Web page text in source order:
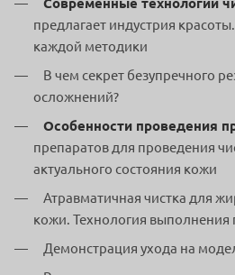
Современные технологии
предлагает индустрия
каждой методики
В чем секрет безупречного
осложнений?
Особенности проведения
препаратов для проведения
актуального состояния кожи
Атравматичная чистка для
кожи. Технология
Демонстрация ухода на